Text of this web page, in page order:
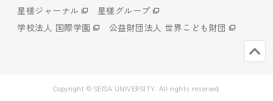
星槎ジャーナル
星槎グループ
学校法人 国際学園
公益財団法人 世界こども財団
Copyright © SEISA UNIVERSITY. All rights reserved.